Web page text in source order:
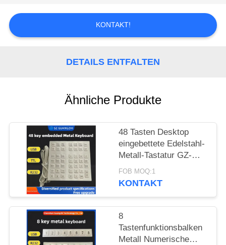
SIE
EIN
PRIVACY
POLICY
KONTAKT!
DETAILS ENTFALTEN
Ähnliche Produkte
48 Tasten Desktop
eingebettete Edelstahl-
Metall-Tastatur GZ-
B035013 USB-
Schnittstelle
FOB MOQ:1
KONTAKT
8
Tastenfunktionsbalken
Metall Numerische